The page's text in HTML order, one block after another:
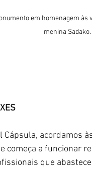
em homenagem às
menina Sadako.
acordamos
começa a funcionar
que